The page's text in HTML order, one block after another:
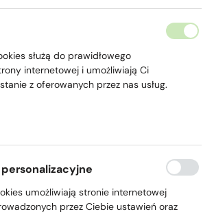
służą do prawidłowego
internetowej i umożliwiają Ci
z oferowanych przez nas usług.
na podejmowane przez Ciebie
dostosowania Twoich ustawień
cookies strona, z której korzystasz,
umożliwiają stronie internetowej
przez Ciebie ustawień oraz